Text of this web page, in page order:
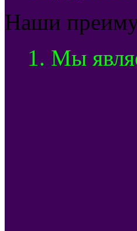
Наши
1. Мы